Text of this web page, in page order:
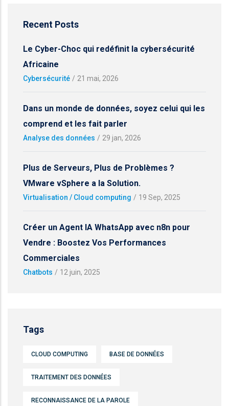
Recent Posts
Le Cyber-Choc qui redéfinit la cybersécurité
Africaine
Cybersécurité / 21 mai, 2026
Dans un monde de données, soyez celui qui les
comprend et les fait parler
Analyse des données / 29 jan, 2026
Plus de Serveurs, Plus de Problèmes ?
VMware vSphere a la Solution.
Virtualisation / Cloud computing / 19 Sep, 2025
Créer un Agent IA WhatsApp avec n8n pour
Vendre : Boostez Vos Performances
Commerciales
Chatbots / 12 juin, 2025
Tags
CLOUD COMPUTING BASE DE DONNÉES
TRAITEMENT DES DONNÉES
RECONNAISSANCE DE LA PAROLE